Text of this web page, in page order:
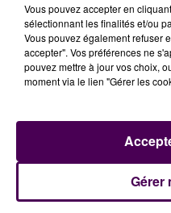
À LA UNE
Gagnez
11 juillet
Inscrivez-
Vous pouvez accepter en
sélectionnant les finalités et/ou
Vous pouvez également refuser
accepter". Vos préférences ne
pouvez mettre à jour vos choix,
moment via le lien "Gérer les
Gérer